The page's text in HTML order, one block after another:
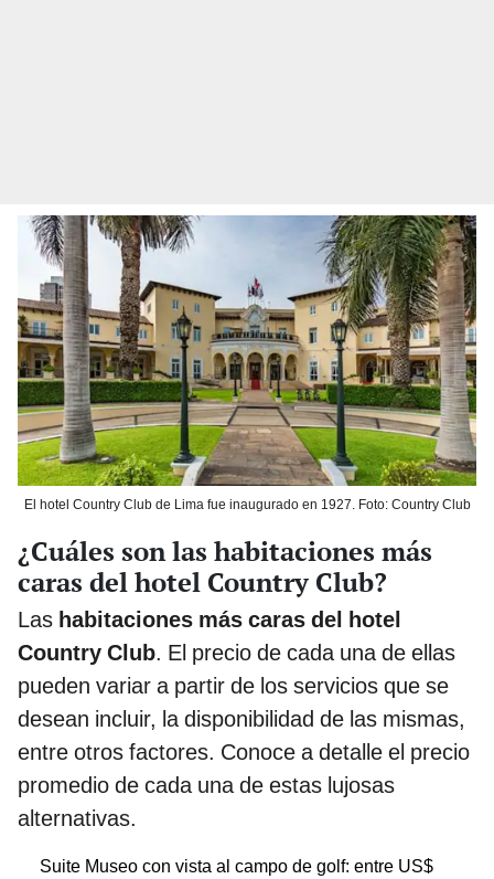
El hotel Country Club de Lima fue inaugurado en 1927. Foto: Country Club
¿Cuáles son las habitaciones más
caras del hotel Country Club?
Las habitaciones más caras del hotel
Country Club. El precio de cada una de ellas
pueden variar a partir de los servicios que se
desean incluir, la disponibilidad de las mismas,
entre otros factores. Conoce a detalle el precio
promedio de cada una de estas lujosas
alternativas.
Suite Museo con vista al campo de golf: entre US$